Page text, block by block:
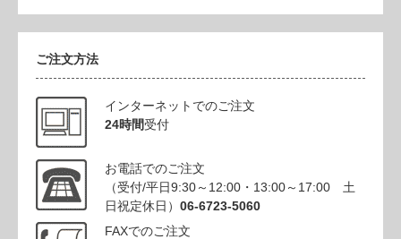
ご注文方法
インターネットでのご注文
24時間受付
お電話でのご注文
（受付/平日9:30～12:00・13:00～17:00 土
日祝定休日） 06-6723-5060
FAXでのご注文